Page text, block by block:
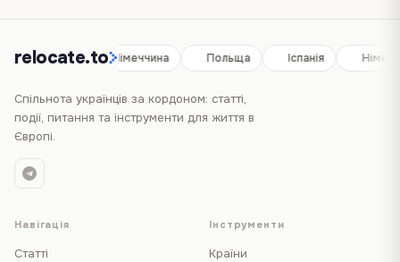
relocate.to
Іспанія Німеччина Польща Іспанія
Спільнота українців за кордоном: статті,
події, питання та інструменти для життя в
Європі.
Навігація
Статті
Інструменти
Країни